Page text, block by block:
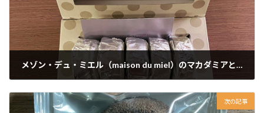
メゾン・デュ・ミエル（maison du miel）のマカダミアとキャラメルのショコラサンド
次の記事